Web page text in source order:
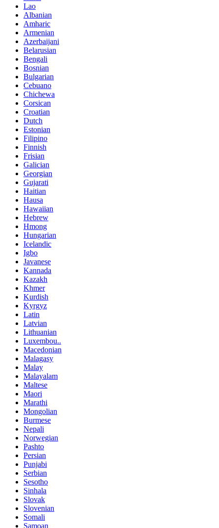
Lao
Albanian
Amharic
Armenian
Azerbaijani
Belarusian
Bengali
Bosnian
Bulgarian
Cebuano
Chichewa
Corsican
Croatian
Dutch
Estonian
Filipino
Finnish
Frisian
Galician
Georgian
Gujarati
Haitian
Hausa
Hawaiian
Hebrew
Hmong
Hungarian
Icelandic
Igbo
Javanese
Kannada
Kazakh
Khmer
Kurdish
Kyrgyz
Latin
Latvian
Lithuanian
Luxembou..
Macedonian
Malagasy
Malay
Malayalam
Maltese
Maori
Marathi
Mongolian
Burmese
Nepali
Norwegian
Pashto
Persian
Punjabi
Serbian
Sesotho
Sinhala
Slovak
Slovenian
Somali
Samoan